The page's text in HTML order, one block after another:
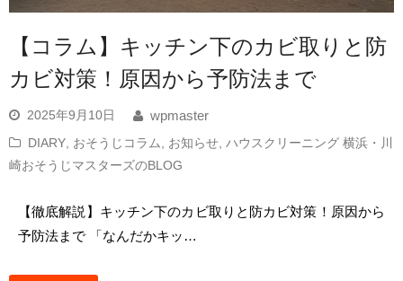
【コラム】キッチン下のカビ取りと防
カビ対策！原因から予防法まで
2025年9月10日
wpmaster
DIARY おそうじコラム お知らせ ハウスクリーニング 横浜・川
崎おそうじマスターズのBLOG
【徹底解説】キッチン下のカビ取りと防カビ対策！原因から
予防法まで 「なんだかキッ…